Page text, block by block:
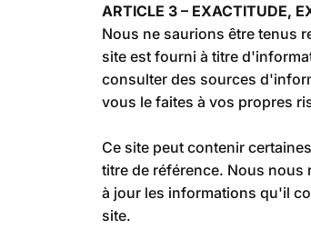
ARTICLE 3 – EXACTITUDE,
Nous ne saurions être tenus
site est fourni à titre
consulter des sources
vous le faites à vos propres
Ce site peut contenir
titre de référence. Nous
à jour les informations qu'il
site.